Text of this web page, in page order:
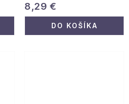
8,29 €
DO KOŠÍKA